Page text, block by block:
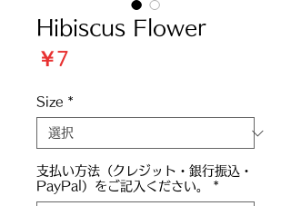
Hibiscus Flower
￥7価
Size *
支払い方法（クレジット・銀行振込・
PayPal）をご記入ください。
*